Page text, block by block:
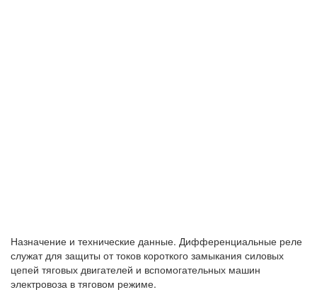
Назначение и технические данные. Дифференциальные реле
служат для защиты от токов короткого замыкания силовых
цепей тяговых двигателей и вспомогательных машин
электровоза в тяговом режиме.